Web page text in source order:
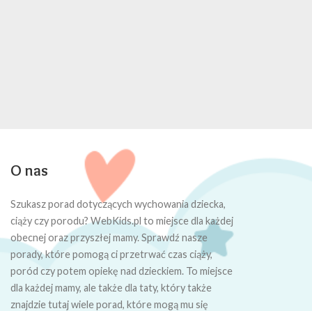
O nas
Szukasz porad dotyczących wychowania dziecka,
ciąży czy porodu? WebKids.pl to miejsce dla każdej
obecnej oraz przyszłej mamy. Sprawdź nasze
porady, które pomogą ci przetrwać czas ciąży,
poród czy potem opiekę nad dzieckiem. To miejsce
dla każdej mamy, ale także dla taty, który także
znajdzie tutaj wiele porad, które mogą mu się